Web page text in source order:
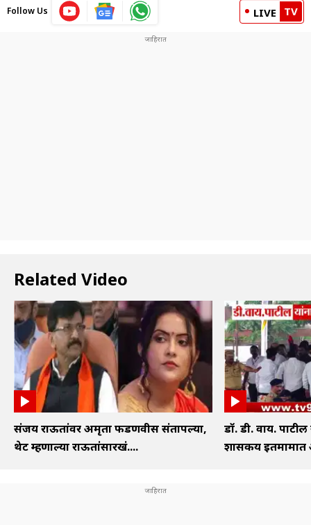
Follow Us LIVE TV
Related Video
संजय राऊतांवर अमृता फडणवीस संतापल्या,
थेट म्हणाल्या राऊतांसारखं....
डॉ. डी. वाय.
शासकीय